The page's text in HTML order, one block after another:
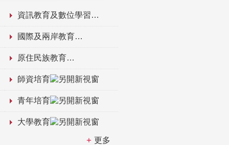
資訊教育及數位學習
國際及兩岸教育
原住民族教育
師資培育
青年培育
大學教育
更多